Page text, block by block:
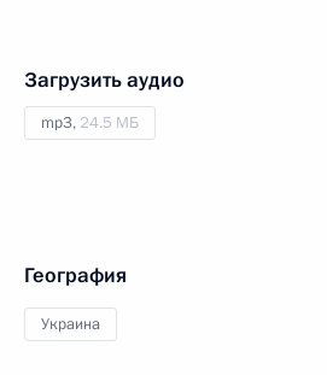
Загрузить аудио
mp3, 24.5 МБ
География
Украина